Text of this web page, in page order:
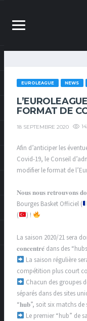
EUROLEAGUE NEWS
FORMAT DE
18 SEPTEMBRE 2020
Afin d’anticiper les
Covid-19, le Conseil
modifier le format de l’
𝐍𝐨𝐮𝐬 𝐧𝐨𝐮𝐬 𝐫𝐞𝐭𝐫𝐨𝐮𝐯𝐨𝐧𝐬
Bourges Basket Officiel (
(
) !
La saison 2020/21 sera
𝐜𝐨𝐧𝐜𝐞𝐧𝐭𝐫𝐞́ dans des
La saison régulière
compétition plus court
Chacun des groupes
séparés dans des sites
“𝐡𝐮𝐛”, soit six matchs de
Le premier “hub” de